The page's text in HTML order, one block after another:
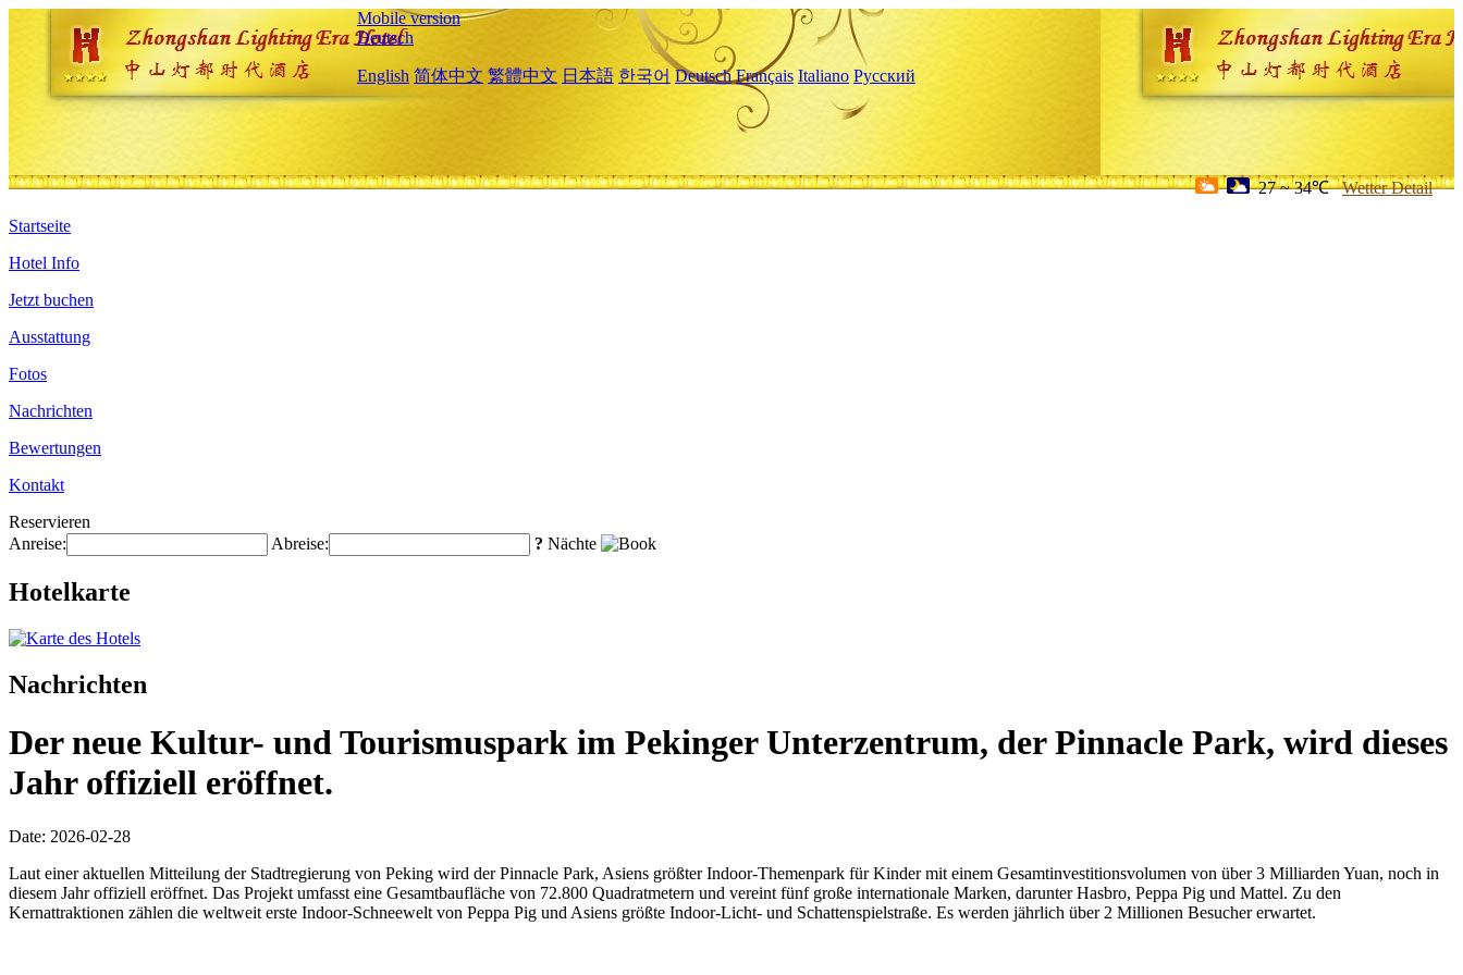
Mobile version
Deutsch
English 简体中文 繁體中文 日本語 한국어 Deutsch Français Italiano Русский
27 ~ 34℃ Wetter Detail
Startseite
Hotel Info
Jetzt buchen
Ausstattung
Fotos
Nachrichten
Bewertungen
Kontakt
Reservieren
Anreise:
Abreise: ? Nächte
Hotelkarte
Nachrichten
Der neue Kultur- und Tourismuspark im Pekinger Unterzentrum, der Pinnacle Park, wird dieses
Jahr offiziell eröffnet.
Date: 2026-02-28
Laut einer aktuellen Mitteilung der Stadtregierung von Peking wird der Pinnacle Park, Asiens größter Indoor-Themenpark für Kinder mit einem Gesamtinvestitionsvolumen von über 3 Milliarden Yuan, noch in
diesem Jahr offiziell eröffnet. Das Projekt umfasst eine Gesamtbaufläche von 72.800 Quadratmetern und vereint fünf große internationale Marken, darunter Hasbro, Peppa Pig und Mattel. Zu den
Kernattraktionen zählen die weltweit erste Indoor-Schneewelt von Peppa Pig und Asiens größte Indoor-Licht- und Schattenspielstraße. Es werden jährlich über 2 Millionen Besucher erwartet.